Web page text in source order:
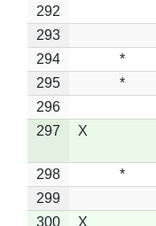
292
293
294
*
295
*
296
297
X
298 *
299
300
X